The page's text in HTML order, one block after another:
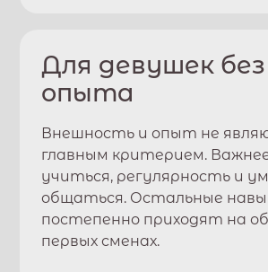
Для девушек без
опыта
Внешность и опыт не
главным критерием.
учиться, регулярность и
общаться. Остальные
постепенно приходят на
первых сменах.